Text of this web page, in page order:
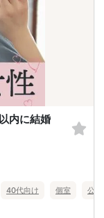
内に結婚
40代向け 個室 公